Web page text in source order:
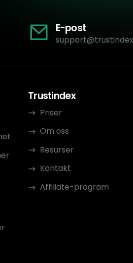
E-post
Trustindex
Priser
Om oss
Resurser
Kontakt
Affiliate-program